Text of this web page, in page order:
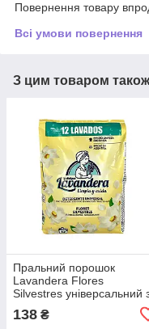
Повернення товару
Всі умови повернення
З цим товаром
Пральний порошок
Lavandera Flores
Silvestres універсальний
ароматом польових
660 г (12 прань)
138 ₴